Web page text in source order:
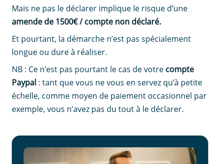
Mais ne pas le déclarer implique le risque d’une
amende de 1500€ / compte non déclaré.
Et pourtant, la démarche n’est pas spécialement
longue ou dure à réaliser.
NB : Ce n’est pas pourtant le cas de votre compte
Paypal : tant que vous ne vous en servez qu’à petite
échelle, comme moyen de paiement occasionnel par
exemple, vous n’avez pas du tout à le déclarer.